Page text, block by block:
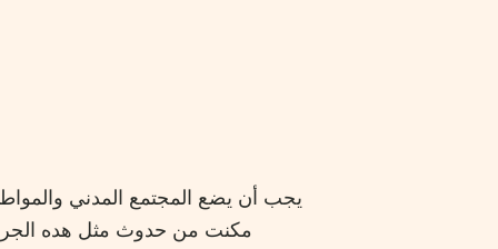
يجب أن يضع المجتمع المدني
مكنت من حدوث مثل هده